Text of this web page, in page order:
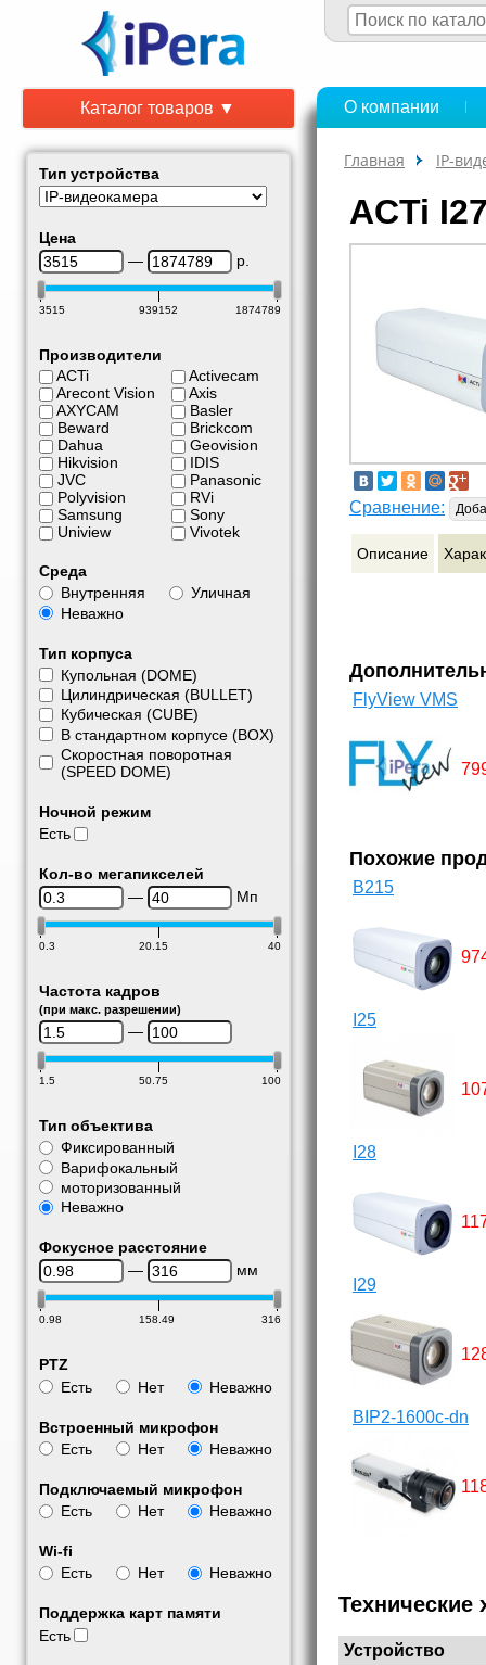
Каталог товаров ▼
Тип устройства
Цена
—
р.
3515 939152 1874789
Производители
ACTi
Arecont Vision
AXYCAM
Beward
Dahua
Hikvision
JVC
Polyvision
Samsung
Uniview
Activecam
Axis
Basler
Brickcom
Geovision
IDIS
Panasonic
RVi
Sony
Vivotek
Среда
Внутренняя
Уличная
Неважно
Тип корпуса
Купольная (DOME)
Цилиндрическая (BULLET)
Кубическая (CUBE)
В стандартном корпусе (BOX)
Скоростная поворотная
(SPEED DOME)
Ночной режим
Есть
Кол-во мегапикселей
—
Мп
0.3 20.15 40
Частота кадров
(при макс. разрешении)
—
1.5 50.75 100
Тип объектива
Фиксированный
Варифокальный
моторизованный
Неважно
Фокусное расстояние
—
мм
0.98 158.49 316
PTZ
Есть
Нет Неважно
Встроенный микрофон
Есть
Нет Неважно
Подключаемый микрофон
Есть
Нет Неважно
Wi-fi
Есть
Нет Неважно
Поддержка карт памяти
Есть
О компании
Главная IP-
ACTi
Сравнение:
Описание
FlyView VMS
Похожие
B215
I25
I28
I29
BIP2-1600c-dn
Технические
Устройство